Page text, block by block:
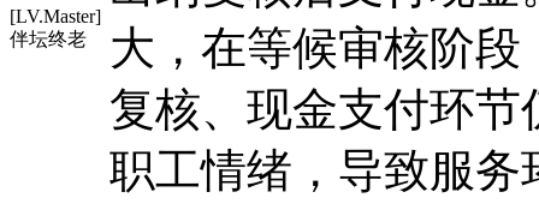
[LV.Master]
伴坛终老
大，在等候审核阶
复核、现金支付环
职工情绪，导致服务